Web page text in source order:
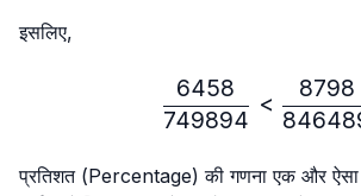
इसलिए,
749894
6458
<
8798
प्रतिशत (Percentage) की गणना एक और ऐसा